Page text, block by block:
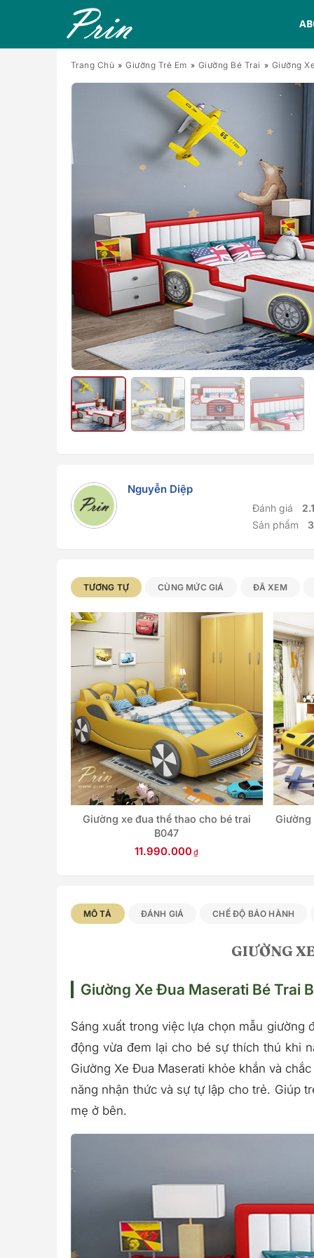
Trang Chủ Giường Trẻ Em Giường Bé Trai Giường
Nguyễn Diệp
Đánh giá
Sản phẩm
Sản phẩm Tương tự
TƯƠNG TỰ CÙNG MỨC GIÁ ĐÃ XEM
Giường xe đua thể thao cho bé trai
B047
11.990.000
Giường
MÔ TẢ ĐÁNH GIÁ CHẾ ĐỘ BẢO HÀNH
Mô tả chi tiết sản phẩm
Giường Xe Đua Maserati Bé Trai
Sáng xuất trong việc lựa chọn mẫu
động vừa đem lại cho bé sự thích thú khi
Giường Xe Đua Maserati khỏe khắn và
năng nhận thức và sự tự lập cho trẻ. Giúp
mẹ ở bên.